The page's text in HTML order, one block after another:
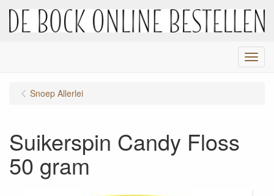
Menu
Snoep Allerlei
Suikerspin Candy Floss
50 gram